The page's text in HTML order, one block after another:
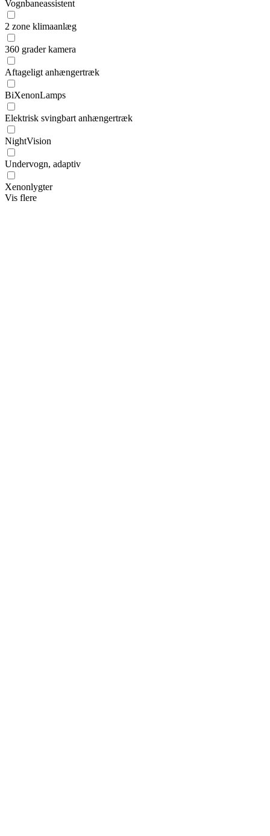
Vognbaneassistent
2 zone klimaanlæg
360 grader kamera
Aftageligt anhængertræk
BiXenonLamps
Elektrisk svingbart anhængertræk
NightVision
Undervogn, adaptiv
Xenonlygter
Vis flere